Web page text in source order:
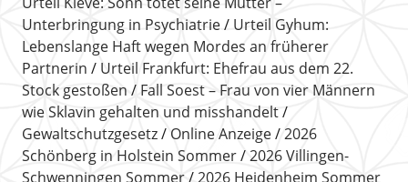
Unterbringung in Psychiatrie
Urteil Gyhum:
Lebenslange Haft wegen Mordes an früherer
Partnerin
Urteil Frankfurt: Ehefrau aus dem 22.
Stock gestoßen
Fall Soest – Frau von vier Männern
wie Sklavin gehalten und misshandelt
Gewaltschutzgesetz
Online Anzeige
2026
Schönberg in Holstein Sommer
2026 Villingen-
Schwenningen Sommer
2026 Heidenheim Sommer